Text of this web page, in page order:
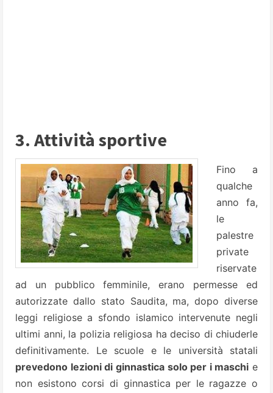
3. Attività sportive
Fino a
qualche
anno fa,
le
palestre
private
riservate
ad un pubblico femminile, erano permesse ed
autorizzate dallo stato Saudita, ma, dopo diverse
leggi religiose a sfondo islamico intervenute negli
ultimi anni, la polizia religiosa ha deciso di chiuderle
definitivamente. Le scuole e le università statali
prevedono lezioni di ginnastica solo per i maschi e
non esistono corsi di ginnastica per le ragazze o